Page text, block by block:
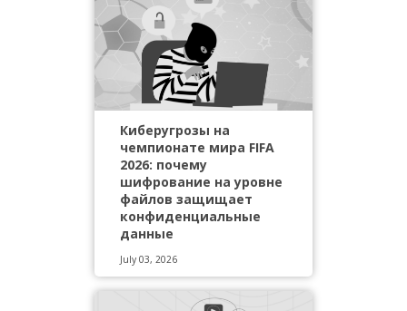
Киберугрозы на
чемпионате мира FIFA
2026: почему
шифрование на уровне
файлов защищает
конфиденциальные
данные
July 03, 2026